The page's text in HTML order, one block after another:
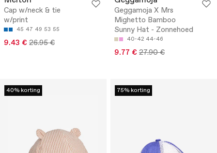
Cap w/neck & tie
w/print
45 47 49 53 55
9.43 € 26.95 €
Geggamoja X Mrs
Mighetto Bamboo
Sunny Hat - Zonnehoed
40-42 44-46
9.77 € 27.90 €
40% korting 75% korting